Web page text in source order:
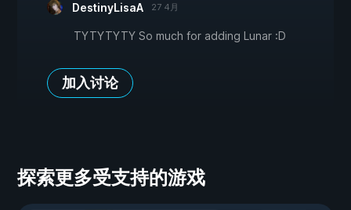
DestinyLisaA 27 4月
TYTYTYTY So much for adding Lunar :D
加入讨论
探索更多受支持的游戏